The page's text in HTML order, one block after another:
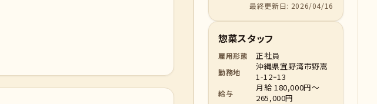
最終更新日: 2026/04/16
惣菜スタッフ
雇用形態 正社員
勤務地
沖縄県宜野湾市野嵩
1-12ｰ13
給与
月給 180,000円～
265,000円